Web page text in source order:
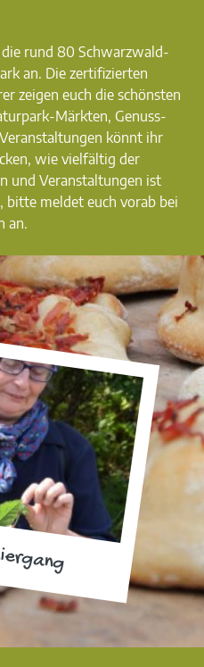
rund 80 Schwarzwald-
an. Die zertifizierten
zeigen euch die schönsten
Märkten, Genuss-
könnt ihr
wie vielfältig der
und Veranstaltungen ist
bitte meldet euch vorab bei
an.